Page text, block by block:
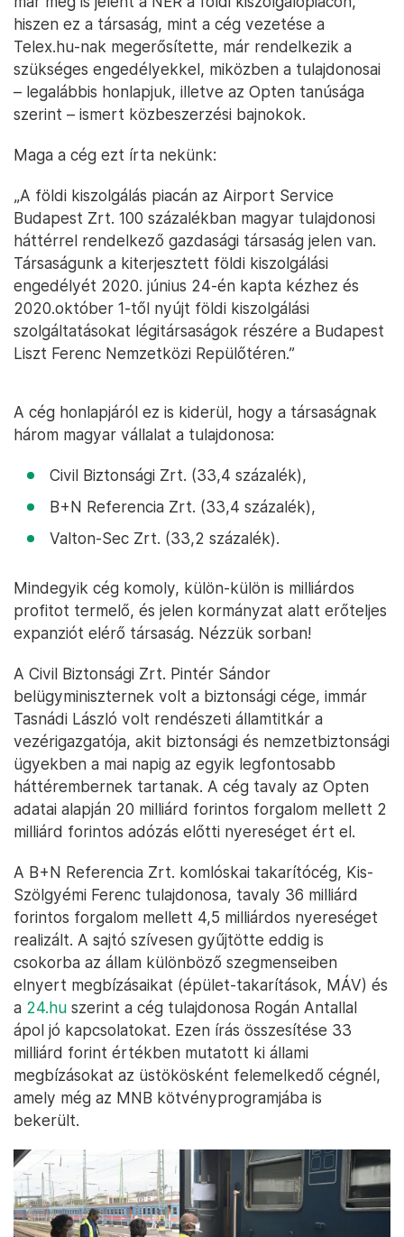
hiszen ez a társaság, mint a cég vezetése a
Telex.hu-nak megerősítette, már rendelkezik a
szükséges engedélyekkel, miközben a tulajdonosai
– legalábbis honlapjuk, illetve az Opten tanúsága
szerint – ismert közbeszerzési bajnokok.
Maga a cég ezt írta nekünk:
„A földi kiszolgálás piacán az Airport Service
Budapest Zrt. 100 százalékban magyar tulajdonosi
háttérrel rendelkező gazdasági társaság jelen van.
Társaságunk a kiterjesztett földi kiszolgálási
engedélyét 2020. június 24-én kapta kézhez és
2020.október 1-től nyújt földi kiszolgálási
szolgáltatásokat légitársaságok részére a Budapest
Liszt Ferenc Nemzetközi Repülőtéren.”
A cég honlapjáról ez is kiderül, hogy a társaságnak
három magyar vállalat a tulajdonosa:
Civil Biztonsági Zrt. (33,4 százalék),
B+N Referencia Zrt. (33,4 százalék),
Valton-Sec Zrt. (33,2 százalék).
Mindegyik cég komoly, külön-külön is milliárdos
profitot termelő, és jelen kormányzat alatt erőteljes
expanziót elérő társaság. Nézzük sorban!
A Civil Biztonsági Zrt. Pintér Sándor
belügyminiszternek volt a biztonsági cége, immár
Tasnádi László volt rendészeti államtitkár a
vezérigazgatója, akit biztonsági és nemzetbiztonsági
ügyekben a mai napig az egyik legfontosabb
háttérembernek tartanak. A cég tavaly az Opten
adatai alapján 20 milliárd forintos forgalom mellett 2
milliárd forintos adózás előtti nyereséget ért el.
A B+N Referencia Zrt. komlóskai takarítócég, Kis-
Szölgyémi Ferenc tulajdonosa, tavaly 36 milliárd
forintos forgalom mellett 4,5 milliárdos nyereséget
realizált. A sajtó szívesen gyűjtötte eddig is
csokorba az állam különböző szegmenseiben
elnyert megbízásaikat (épület-takarítások, MÁV) és
a 24.hu szerint a cég tulajdonosa Rogán Antallal
ápol jó kapcsolatokat. Ezen írás összesítése 33
milliárd forint értékben mutatott ki állami
megbízásokat az üstökösként felemelkedő cégnél,
amely még az MNB kötvényprogramjába is
bekerült.